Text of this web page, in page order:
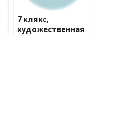
7 клякс,
художественная